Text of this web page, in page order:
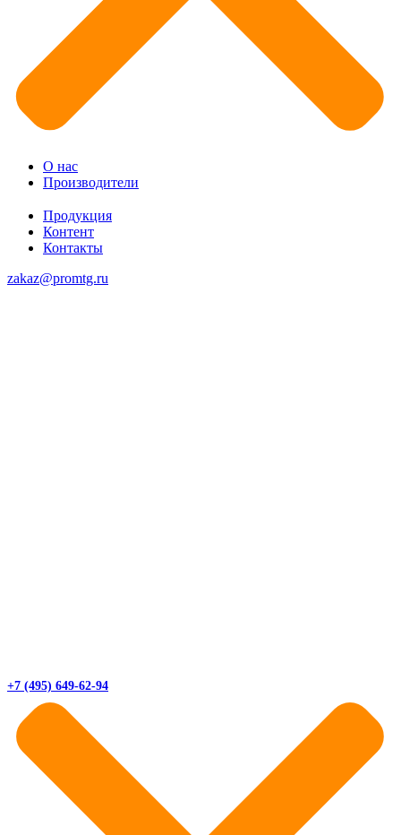
О нас
Производители
Продукция
Контент
Контакты
zakaz@promtg.ru
+7 (495) 649-62-94